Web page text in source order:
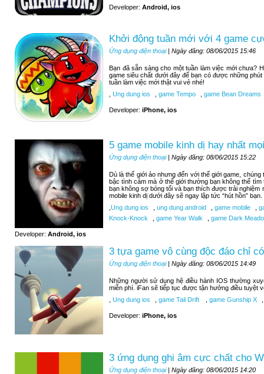
Developer: Android, ios
Khởi động tuần mới với 4 game
Ứng dụng điện thoại| Ngày đăng: 08/06/2015 15:46
Bạn đã sẵn sàng cho một tuần làm việc mới chưa?
game siêu chất dưới đây để bạn có được những
tuần làm việc mới thật vui vẻ nhé!
Ung dung ios game Tempo game Bean Dreams
Developer: iPhone, ios
5 game mobile kinh dị hay nhất
Ứng dụng điện thoại| Ngày đăng: 08/06/2015 15:22
Dù là thế giới ảo nhưng đến với thế giới game,
bậc tình cảm mà ở thế giới thường bạn không thể
bạn không sợ bóng tối và bạn thích được trải
mobile kinh dị dưới đây sẽ ngay lập tức “hút hồn” bạn.
Ung dung ios ung dung android game mobile
Knock-Knock
game Year Walk game Dark
Developer: Android, ios
3 tựa game vô cùng độc đáo chỉ
Ứng dụng điện thoại| Ngày đăng: 08/06/2015 14:49
Những người sử dụng hệ điều hành IOS thường
miễn phí. iFan sẽ tiếp tục được tận hưởng điều tuyệt
Ung dung ios game Tail Drift game Gunship X
Developer: iPhone, ios
3 ứng dụng ghi âm cực chất cho
Ứng dụng điện thoại| Ngày đăng: 08/06/2015 14:20